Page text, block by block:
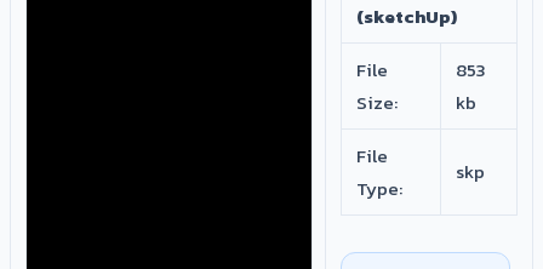
(sketchUp)
File
Size:
853
kb
File
Type:
skp